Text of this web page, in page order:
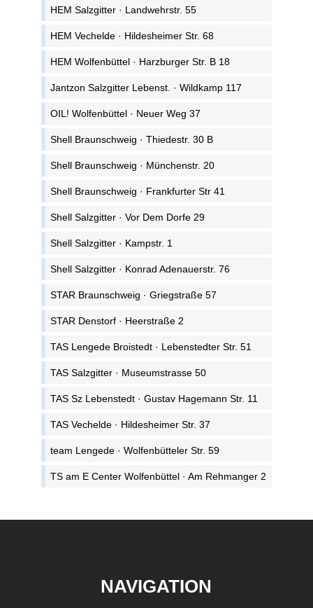
HEM Salzgitter · Landwehrstr. 55
HEM Vechelde · Hildesheimer Str. 68
HEM Wolfenbüttel · Harzburger Str. B 18
Jantzon Salzgitter Lebenst. · Wildkamp 117
OIL! Wolfenbüttel · Neuer Weg 37
Shell Braunschweig · Thiedestr. 30 B
Shell Braunschweig · Münchenstr. 20
Shell Braunschweig · Frankfurter Str 41
Shell Salzgitter · Vor Dem Dorfe 29
Shell Salzgitter · Kampstr. 1
Shell Salzgitter · Konrad Adenauerstr. 76
STAR Braunschweig · Griegstraße 57
STAR Denstorf · Heerstraße 2
TAS Lengede Broistedt · Lebenstedter Str. 51
TAS Salzgitter · Museumstrasse 50
TAS Sz Lebenstedt · Gustav Hagemann Str. 11
TAS Vechelde · Hildesheimer Str. 37
team Lengede · Wolfenbütteler Str. 59
TS am E Center Wolfenbüttel · Am Rehmanger 2
NAVIGATION